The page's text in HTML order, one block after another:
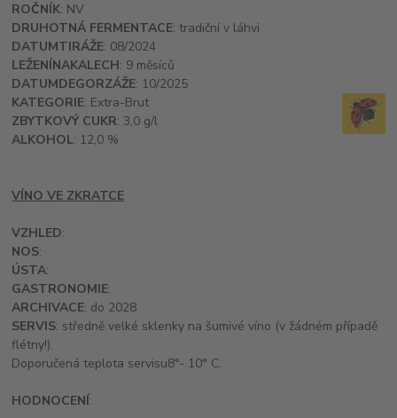
ROČNÍK: NV
DRUHOTNÁ FERMENTACE: tradiční v láhvi
DATUMTIRÁŽE: 08/2024
LEŽENÍNAKALECH: 9 měsíců
DATUMDEGORZÁŽE: 10/2025
KATEGORIE: Extra-Brut
ZBYTKOVÝ CUKR: 3,0 g/l
ALKOHOL: 12,0 %
VÍNO VE ZKRATCE
VZHLED:
NOS:
ÚSTA:
GASTRONOMIE:
ARCHIVACE: do 2028
SERVIS: středně velké sklenky na šumivé víno (v žádném případě
flétny!).
Doporučená teplota servisu8°- 10° C.
HODNOCENÍ: